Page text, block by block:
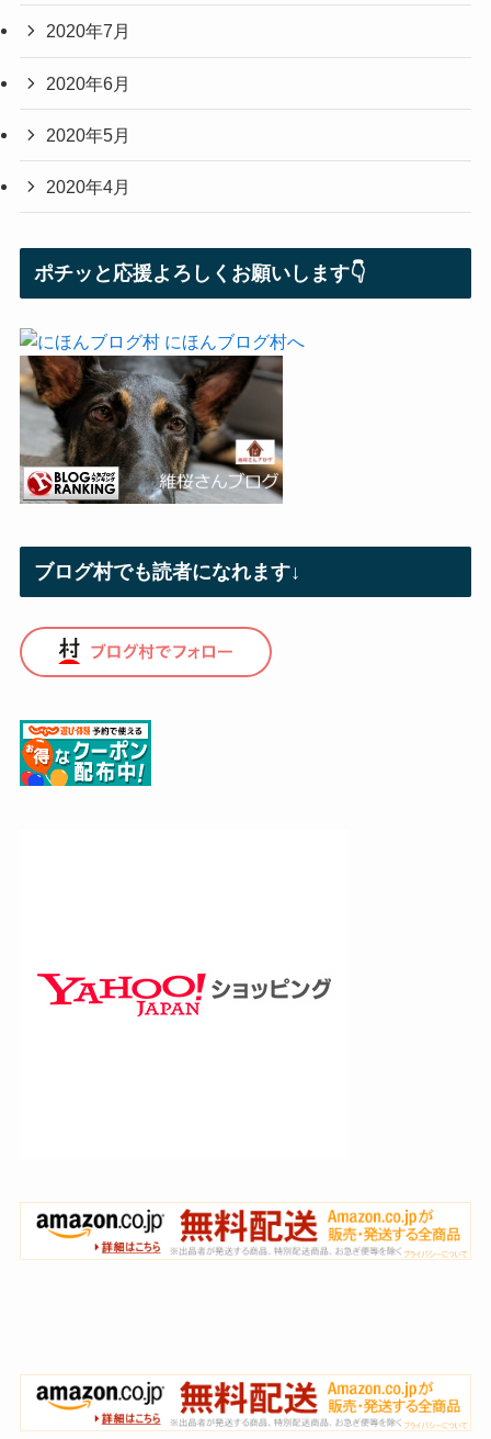
2020年7月
2020年6月
2020年5月
2020年4月
ポチッと応援よろしくお願いします👇
ブログ村でも読者になれます↓